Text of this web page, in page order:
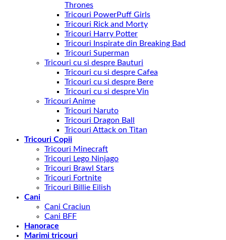
Thrones
Tricouri PowerPuff Girls
Tricouri Rick and Morty
Tricouri Harry Potter
Tricouri Inspirate din Breaking Bad
Tricouri Superman
Tricouri cu si despre Bauturi
Tricouri cu si despre Cafea
Tricouri cu si despre Bere
Tricouri cu si despre Vin
Tricouri Anime
Tricouri Naruto
Tricouri Dragon Ball
Tricouri Attack on Titan
Tricouri Copii
Tricouri Minecraft
Tricouri Lego Ninjago
Tricouri Brawl Stars
Tricouri Fortnite
Tricouri Billie Eilish
Cani
Cani Craciun
Cani BFF
Hanorace
Marimi tricouri